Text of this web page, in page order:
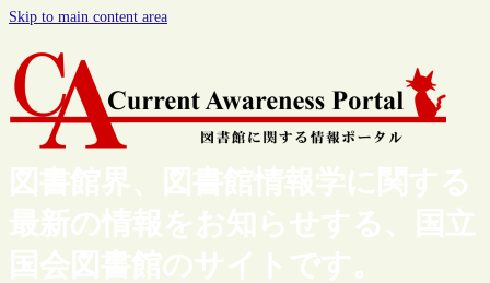
Skip to main content area
図書館界、図書館情報学に関する
最新の情報をお知らせする、国立
国会図書館のサイトです。